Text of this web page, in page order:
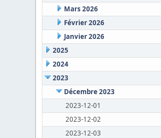
Mars 2026
Février 2026
Janvier 2026
2025
2024
2023
Décembre 2023
2023-12-01
2023-12-02
2023-12-03